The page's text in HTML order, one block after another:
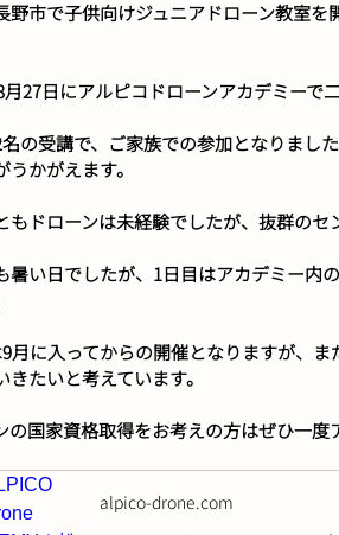
野市で子供向けジュニアドローン教室を
月27日にアルピコドローンアカデミーで
の受講で、ご家族での参加となりまし
うかがえます。
もドローンは未経験でしたが、抜群の
暑い日でしたが、1日目はアカデミー内
月に入ってからの開催となりますが、
きたいと考えています。
の国家資格取得をお考えの方はぜひ一
alpico-drone.com